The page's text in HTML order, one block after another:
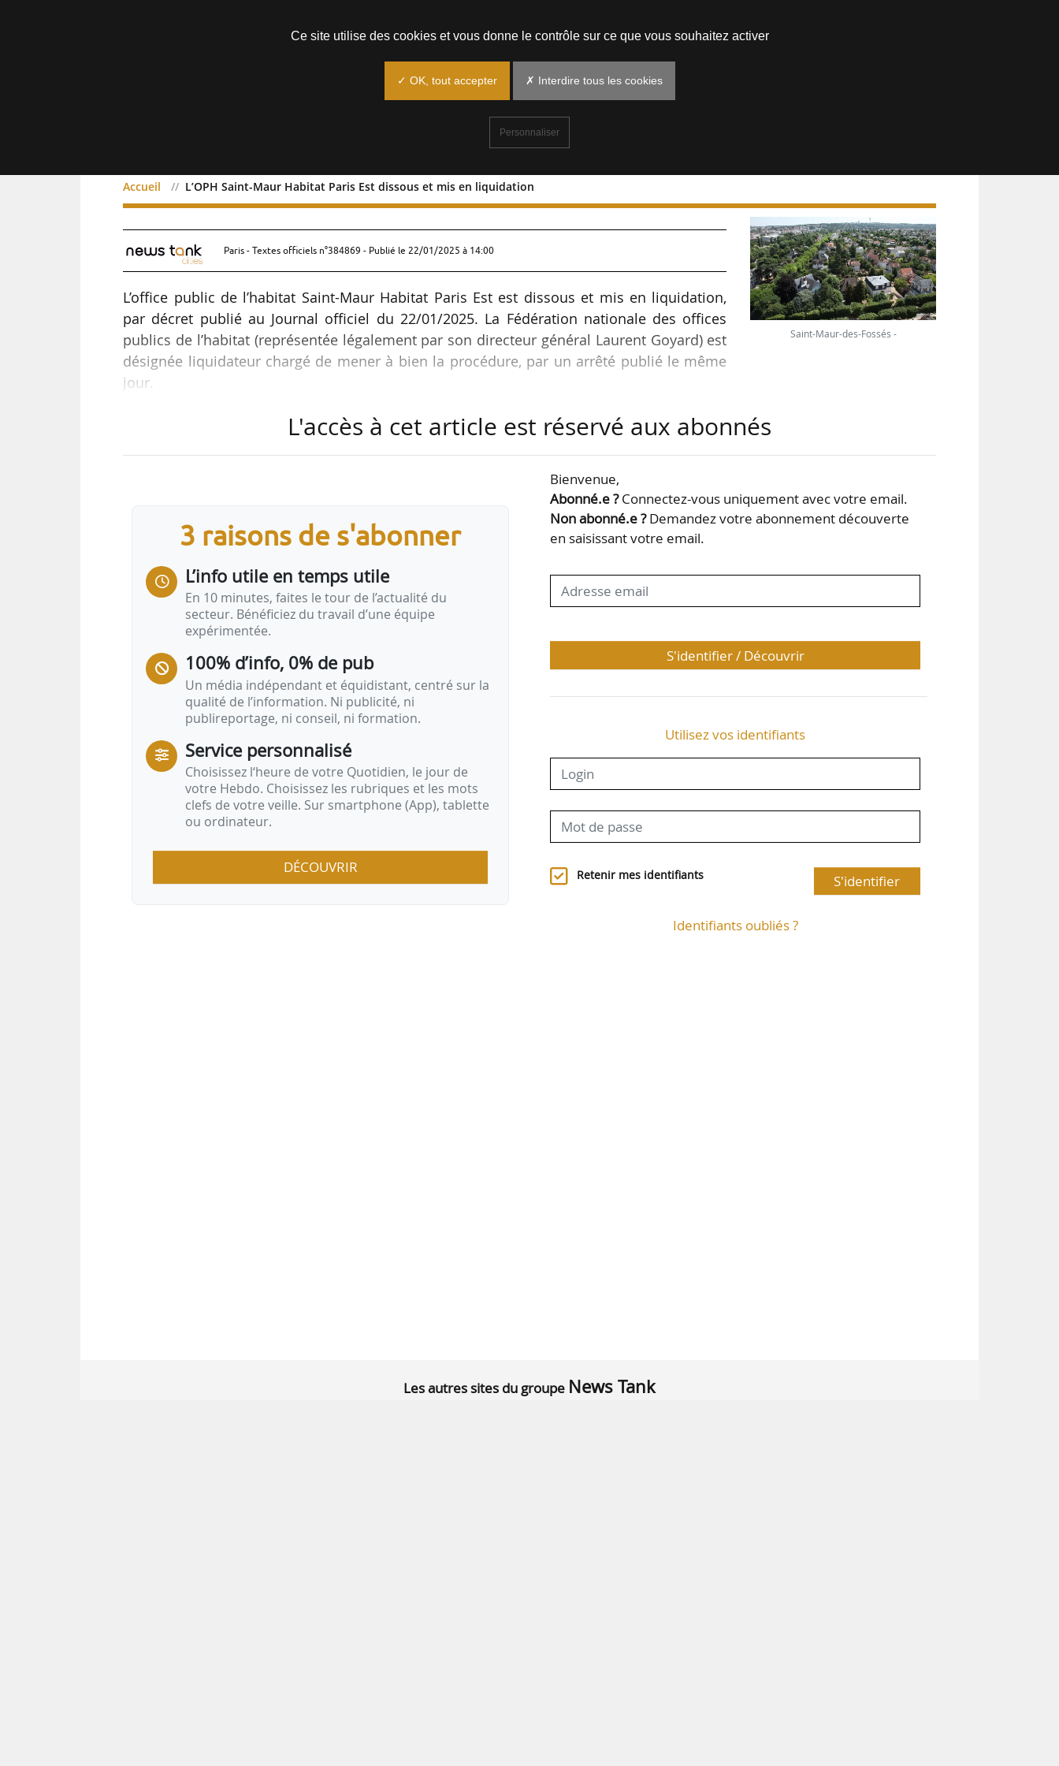
Accueil L’OPH Saint-Maur Habitat Paris Est dissous et mis en liquidation
L’OPH Saint-Maur Habitat Paris Est dissous et mis en liquidation
Paris - Textes officiels n°384869 - Publié le 22/01/2025 à 14:00
L’office public de l’habitat Saint-Maur Habitat Paris Est est dissous et mis en liquidation,
par décret publié au Journal officiel du 22/01/2025. La Fédération nationale des offices
publics de l’habitat (représentée légalement par son directeur général Laurent Goyard) est
désignée liquidateur chargé de mener à bien la procédure, par un arrêté publié le même
jour.
La structure a cédé ses derniers logements à Vilogia en janvier 2020.
Bois et à l’office public de l’habitat Valophis Habitat. L’attribution de cet excédent doit faire
l’objet d’une convention conclue entre le préfet de département et les attributaires.
Saint-Maur-des-Fossés -
L'accès à cet article est réservé aux abonnés
3 raisons de s'abonner
L’info utile en temps utile
En 10 minutes, faites le tour de l’actualité du
secteur. Bénéficiez du travail d’une équipe
expérimentée.
100% d’info, 0% de pub
Un média indépendant et équidistant, centré sur la
qualité de l’information. Ni publicité, ni
publireportage, ni conseil, ni formation.
Service personnalisé
Choisissez l‘heure de votre Quotidien, le jour de
votre Hebdo. Choisissez les rubriques et les mots
clefs de votre veille. Sur smartphone (App), tablette
ou ordinateur.
DÉCOUVRIR
Bienvenue,
Abonné.e ?Connectez-vous uniquement avec votre email.
Non abonné.e ?Demandez votre abonnement découverte
en saisissant votre email.
S'identifier / Découvrir
Utilisez vos identifiants
Retenir mes identifiants S'identifier
Identifiants oubliés ?
Les autres sites du groupe News Tank
Ce site utilise des cookies et vous donne le contrôle sur ce que vous souhaitez activer
✓ OK, tout accepter ✗ Interdire tous les cookies
Personnaliser